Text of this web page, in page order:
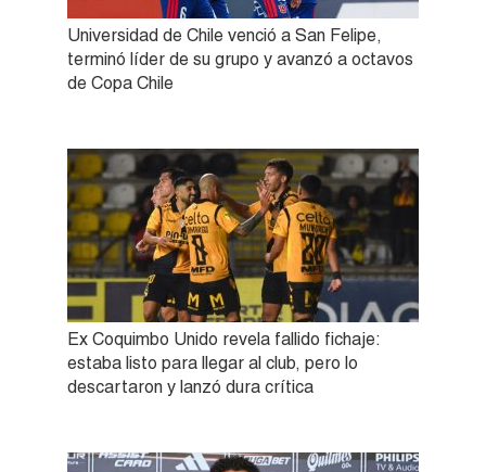
Universidad de Chile venció a San Felipe,
terminó líder de su grupo y avanzó a octavos
de Copa Chile
Ex Coquimbo Unido revela fallido fichaje:
estaba listo para llegar al club, pero lo
descartaron y lanzó dura crítica